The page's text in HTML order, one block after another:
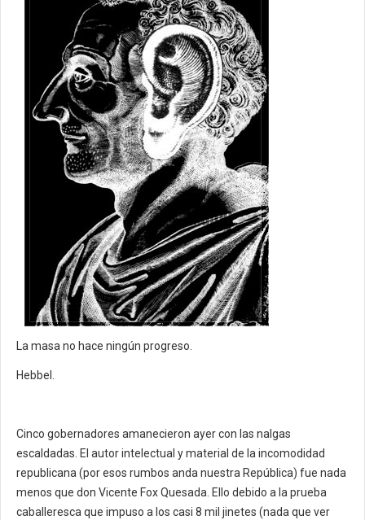
La masa no hace ningún progreso.
Hebbel.
Cinco gobernadores amanecieron ayer con las nalgas
escaldadas. El autor intelectual y material de la incomodidad
republicana (por esos rumbos anda nuestra República) fue nada
menos que don Vicente Fox Quesada. Ello debido a la prueba
caballeresca que impuso a los casi 8 mil jinetes (nada que ver